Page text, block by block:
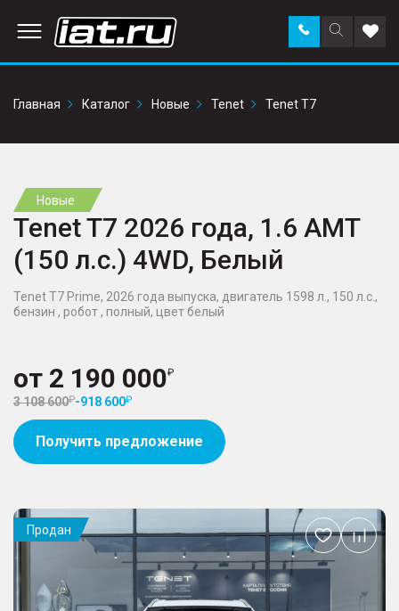
Поиск
по
Заказать
звонок в
Главная
Каталог Новые Tenet Tenet T7
Новые
Tenet T7 2026 года, 1.6 AMT
(150 л.с.) 4WD, Белый
Tenet T7 Prime, 2026 года выпуска, двигатель 1598 л., 150 л.с.,
бензин , робот , полный, цвет белый
от 2 190 000
3 108 600 -918 600
Получить предложение
Продан
Добавить
в
избранное